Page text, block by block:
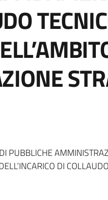
PUBBLICHE
DI